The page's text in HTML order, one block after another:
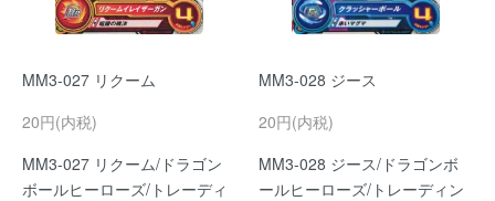
MM3-027 リクーム
20円(内税)
MM3-027 リクーム/ドラゴン
ボールヒーローズ/トレーディ
MM3-028 ジース
20円(内税)
MM3-028 ジース/ドラゴンボ
ールヒーローズ/トレーディン